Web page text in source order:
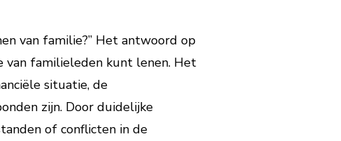
van familie?” Het antwoord op
van familieleden kunt lenen. Het
situatie, de
zijn. Door duidelijke
of conflicten in de